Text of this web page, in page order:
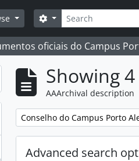
Search
Search options
oficiais do Campus
Showing
AAArchival description
Remove filter:
Conselho do Campus Porto
Advanced search